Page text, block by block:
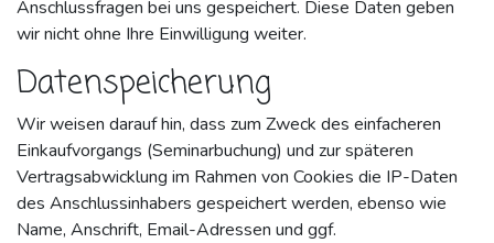
Anschlussfragen bei uns gespeichert. Diese Daten geben
wir nicht ohne Ihre Einwilligung weiter.
Datenspeicherung
Wir weisen darauf hin, dass zum Zweck des einfacheren
Einkaufvorgangs (Seminarbuchung) und zur späteren
Vertragsabwicklung im Rahmen von Cookies die IP-Daten
des Anschlussinhabers gespeichert werden, ebenso wie
Name, Anschrift, Email-Adressen und ggf.